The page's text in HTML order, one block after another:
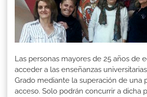
Las personas mayores de 25 años de
acceder a las enseñanzas
Grado mediante la superación de una
acceso. Solo podrán concurrir a dicha